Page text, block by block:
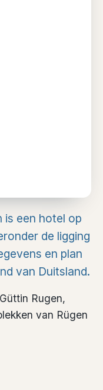
is een hotel op
de ligging
en plan
van Duitsland.
Rugen,
van Rügen